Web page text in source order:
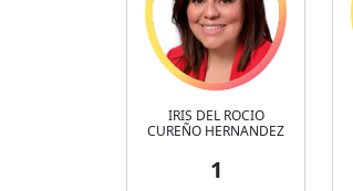
IRIS DEL ROCIO
CUREÑO HERNANDEZ
1